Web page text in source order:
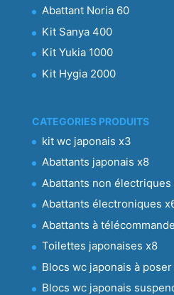
Abattant Noria 60
Kit Sanya 400
Kit Yukia 1000
Kit Hygia 2000
CATEGORIES PRODUITS
kit wc japonais x3
Abattants japonais x8
Abattants non électriques
Abattants électroniques
Abattants à
Toilettes japonaises x8
Blocs wc japonais à poser
Blocs wc japonais